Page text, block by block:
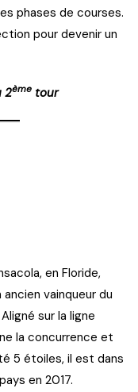
phases de courses.
pour devenir un
2ème tour
en Floride,
vainqueur du
sur la ligne
la concurrence et
5 étoiles, il est dans
en 2017.